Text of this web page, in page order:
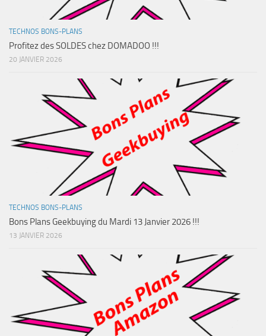
TECHNOS BONS-PLANS
Profitez des SOLDES chez DOMADOO !!!
20 JANVIER 2026
TECHNOS BONS-PLANS
Bons Plans Geekbuying du Mardi 13 Janvier 2026 !!!
13 JANVIER 2026